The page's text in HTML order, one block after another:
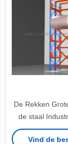
De Rekken
de staal
Vind de